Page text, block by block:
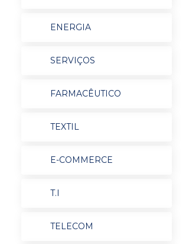
ENERGIA
SERVIÇOS
FARMACÊUTICO
TEXTIL
E-COMMERCE
T.I
TELECOM